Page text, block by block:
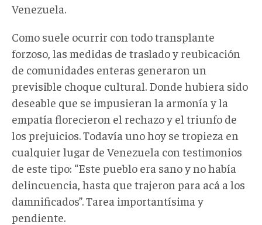
Venezuela.
Como suele ocurrir con todo transplante
forzoso, las medidas de traslado y reubicación
de comunidades enteras generaron un
previsible choque cultural. Donde hubiera sido
deseable que se impusieran la armonía y la
empatía florecieron el rechazo y el triunfo de
los prejuicios. Todavía uno hoy se tropieza en
cualquier lugar de Venezuela con testimonios
de este tipo: “Este pueblo era sano y no había
delincuencia, hasta que trajeron para acá a los
damnificados”. Tarea importantísima y
pendiente.